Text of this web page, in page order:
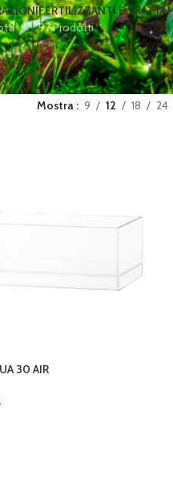
FERTILIZZANTI E
97 Prodotti
Mostra 9 12 18 24
30 AIR